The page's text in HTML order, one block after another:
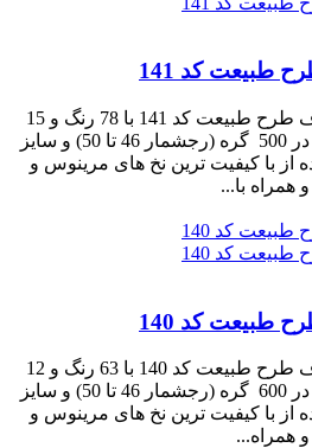
طبیعت کد 141
نخ و نقشه تابلوفرش دستباف طرح طبیعت کد 141 با 78 رنگ و 15
رنگ ابریشم به ابعاد 322 رج در 500 گره (رجشمار 46 تا 50) و سایز
شده از با کیفیت ترین نخ های مرینوس و
همراه با...
طبیعت کد 140
نخ و نقشه تابلوفرش دستباف طرح طبیعت کد 140 با 63 رنگ و 12
رنگ ابریشم به ابعاد 300 رج در 600 گره (رجشمار 46 تا 50) و سایز
شده از با کیفیت ترین نخ های مرینوس و
همراه...